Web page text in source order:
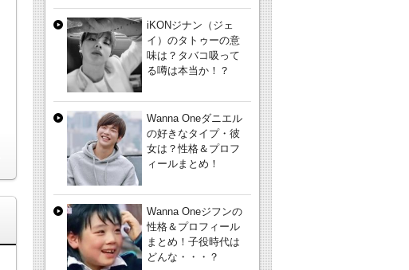
iKONジナン（ジェ
イ）のタトゥーの意
味は？タバコ吸って
る噂は本当か！？
Wanna Oneダニエル
の好きなタイプ・彼
女は？性格＆プロフ
ィールまとめ！
Wanna Oneジフンの
性格＆プロフィール
まとめ！子役時代は
どんな・・・？